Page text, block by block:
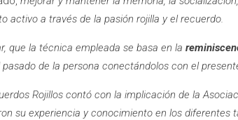
activo a través de la pasión rojilla y el recuerdo.
que la técnica empleada se basa en la
pasado de la persona conectándolos con el
Rojillos contó con la implicación de la
su experiencia y conocimiento en los diferentes